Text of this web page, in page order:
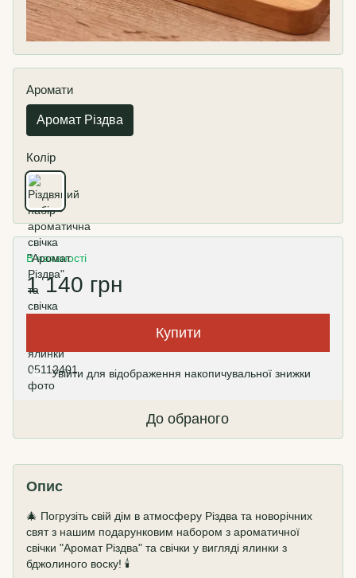
Аромати
Аромат Різдва
Колір
В наявності
1 140 грн
Купити
% Увійти для відображення накопичувальної знижки
До обраного
Опис
🎄 Погрузіть свій дім в атмосферу Різдва та новорічних
свят з нашим подарунковим набором з ароматичної
свічки "Аромат Різдва" та свічки у вигляді ялинки з
бджолиного воску! 🕯️